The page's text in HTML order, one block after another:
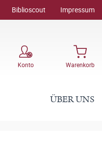
Biblioscout Impressum
Konto Warenkorb
ÜBER UNS